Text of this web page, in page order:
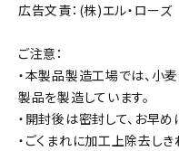
広告文責：(株)エル・ロ
ご注意：
・本製品製造工場では、小
製品を製造しています。
・開封後は密封して、お早め
・ごくまれに加工上除去し